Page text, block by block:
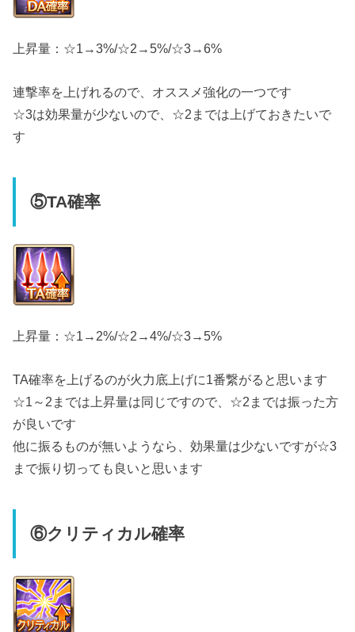
上昇量：☆1→3%/☆2→5%/☆3→6%
連撃率を上げれるので、オススメ強化の一つです
☆3は効果量が少ないので、☆2までは上げておきたいで
す
⑤TA確率
上昇量：☆1→2%/☆2→4%/☆3→5%
TA確率を上げるのが火力底上げに1番繋がると思います
☆1～2までは上昇量は同じですので、☆2までは振った方
が良いです
他に振るものが無いようなら、効果量は少ないですが☆3
まで振り切っても良いと思います
⑥クリティカル確率